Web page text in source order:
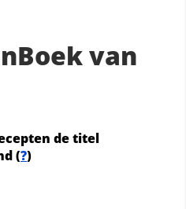
van
de titel
(?)